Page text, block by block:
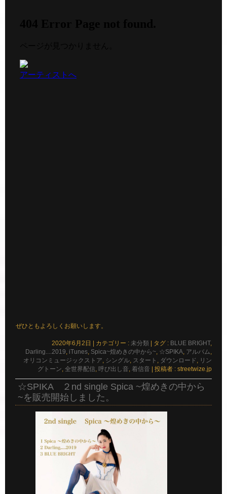
ぜひともよろしくお願いします。
2020年6月2日 | カテゴリー : 未分類 | タグ : BLUE BRIGHT,
Darling....2019, iTunes, Spica~煌めきの中から~, ☆SPIKA, アルバム,
オリコンミュージックストア, シングル, スタート , ダウンロード , リン
グトーン, 全世界配信, 呼び出し音, 着信音 | 投稿者 : streetwize.jp
☆SPIKA ２nd single Spica ~煌めきの中から
~を販売開始しました。